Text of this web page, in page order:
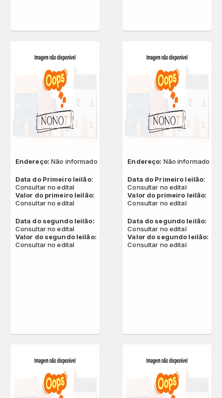
Endereço:Não informado
Data do Primeiro leilão:
Consultar no edital
Valor do primeiro leilão:
Consultar no edital
Data do segundo leilão:
Consultar no edital
Valor do segundo leilão:
Consultar no edital
Endereço: Não informado
Data do Primeiro leilão:
Consultar no edital
Valor do primeiro leilão:
Consultar no edital
Data do segundo leilão:
Consultar no edital
Valor do segundo leilão:
Consultar no edital